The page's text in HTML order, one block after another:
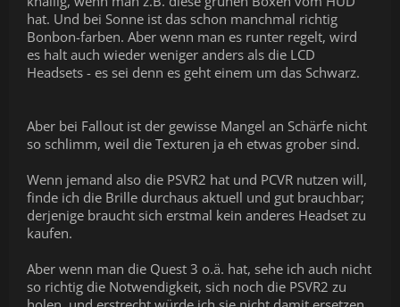
hat. Und bei Sonne ist das schon manchmal richtig
Bonbon-farben. Aber wenn man es runter regelt, wird
es halt auch wieder weniger anders als die LCD
Headsets - es sei denn es geht einem um das Schwarz.
Aber bei Fallout ist der gewisse Mangel an Schärfe nicht
so schlimm, weil die Texturen ja eh etwas grober sind.
Wenn jemand also die PSVR2 hat und PCVR nutzen will,
finde ich die Brille durchaus aktuell und gut brauchbar;
derjenige braucht sich erstmal kein anderes Headset zu
kaufen.
Aber wenn man die Quest 3 o.ä. hat, sehe ich auch nicht
so richtig die Notwendigkeit, sich noch die PSVR2 zu